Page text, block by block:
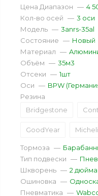
Цена Диапазон — 4
Кол-во осей — 3 оси
Модель — 3anrs-35al
Состояние — Новый
Материал —
Объём — 35м3
Отсеки — 1шт
Оси — BPW
Резина
Bridgestone
GoodYear
Тормоза —
Тип подвески —
Шкворень — 2 дюйма
Ошиновка —
Пневматика —